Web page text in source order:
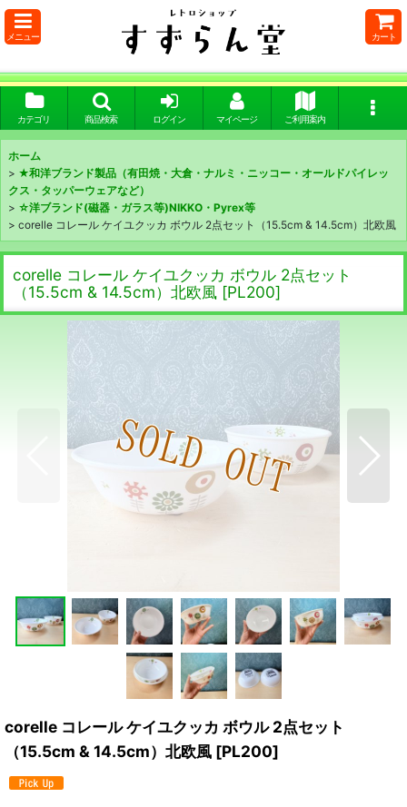
メニュー カート
カテゴリ 商品検索 ログイン マイページ ご利用案内
ホーム
> ★和洋ブランド製品（有田焼・大倉・ナルミ・ニッコー・オールドパイレッ
クス・タッパーウェアなど）
> ☆洋ブランド(磁器・ガラス等)NIKKO・Pyrex等
> corelle コレール ケイユクッカ ボウル 2点セット（15.5cm & 14.5cm）北欧風
corelle コレール ケイユクッカ ボウル 2点セット
（15.5cm & 14.5cm）北欧風 [PL200]
corelle コレール ケイユクッカ ボウル 2点セット
（15.5cm & 14.5cm）北欧風 [PL200]